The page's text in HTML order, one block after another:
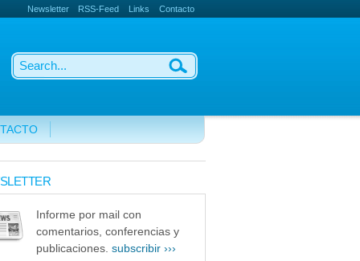
Newsletter RSS-Feed Links Contacto
Informe por mail con
comentarios, conferencias y
publicaciones. subscribir ›››